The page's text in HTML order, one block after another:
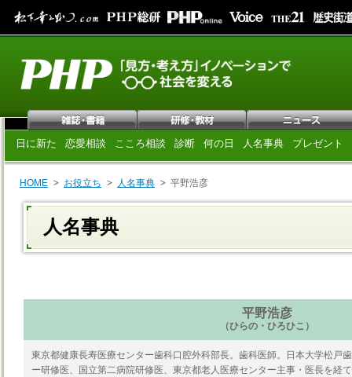
日に新た 恋愛相談 こころ相談 診断 何の日 人名事典 プレゼント
HOME お役立ち 人名事典 平野浩彦
人名事典
平野浩彦
（ひらの・ひろひこ）
東京都健康長寿医療センター歯科口腔外科部長。歯科医師。日本大学松戸
ー研修医、国立第二病院研修医、東京都老人医療センター主事・医長を経